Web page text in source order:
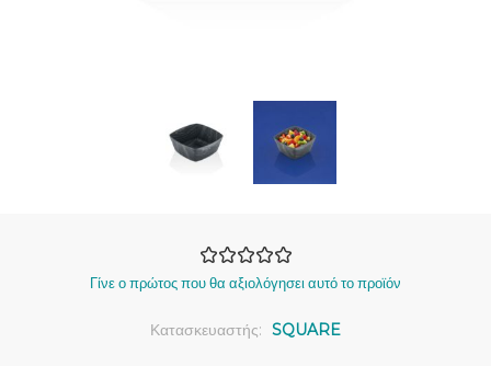
Γίνε ο πρώτος που θα αξιολόγησει αυτό το προϊόν
Κατασκευαστής: SQUARE